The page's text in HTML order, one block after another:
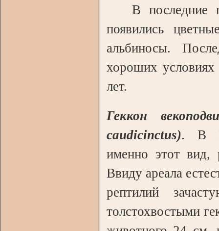
В последние
появились
альбиносы.
хороших
лет.
Геккон
caudicinctus). В
именно этот вид,
Ввиду ареала
рептилий
толстохвостыми